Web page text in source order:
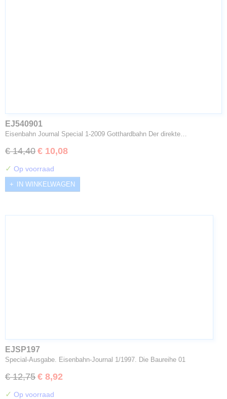
EJ540901
Eisenbahn Journal Special 1-2009 Gotthardbahn Der direkte…
€ 14,40 € 10,08
✓ Op voorraad
IN WINKELWAGEN
EJSP197
Special-Ausgabe. Eisenbahn-Journal 1/1997. Die Baureihe 01
€ 12,75 € 8,92
✓ Op voorraad